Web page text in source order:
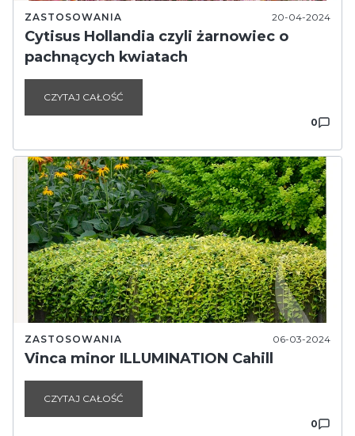
ZASTOSOWANIA 20-04-2024
Cytisus Hollandia czyli żarnowiec o
pachnących kwiatach
CZYTAJ CAŁOŚĆ
0
ZASTOSOWANIA 06-03-2024
Vinca minor ILLUMINATION Cahill
CZYTAJ CAŁOŚĆ
0